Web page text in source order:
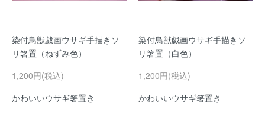
染付鳥獣戯画ウサギ手描きソ
リ箸置（ねずみ色）
1,200円(税込)
かわいいウサギ箸置き
染付鳥獣戯画ウサギ手描きソ
リ箸置（白色）
1,200円(税込)
かわいいウサギ箸置き